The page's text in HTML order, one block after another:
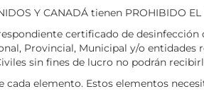
Y CANADÁ tienen PROHIBIDO EL
certificado de
Provincial, Municipal y/o entidades
sin fines de lucro no podrán
cada elemento. Estos elementos